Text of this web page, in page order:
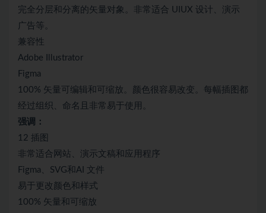
完全分层和分离的矢量对象。非常适合 UIUX 设计、演示
广告等。
兼容性
Adobe Illustrator
Figma
100% 矢量可编辑和可缩放。颜色很容易改变。每幅插图都
经过组织、命名且非常易于使用。
强调：
12 插图
非常适合网站、演示文稿和应用程序
Figma、SVG和AI 文件
易于更改颜色和样式
100% 矢量和可缩放